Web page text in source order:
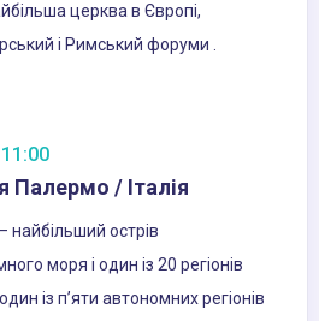
церква в Європі,
і Римський форуми .
11:00
Палермо / Італія
– найбільший острів
моря і один із 20 регіонів
один із п’яти автономних регіонів